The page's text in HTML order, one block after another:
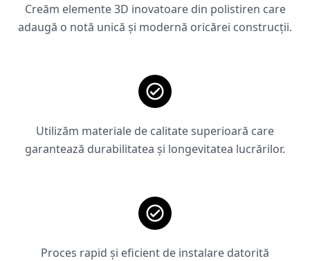
Creăm elemente 3D inovatoare din polistiren care
adaugă o notă unică și modernă oricărei construcții.
Utilizăm materiale de calitate superioară care
garantează durabilitatea și longevitatea lucrărilor.
Proces rapid și eficient de instalare datorită